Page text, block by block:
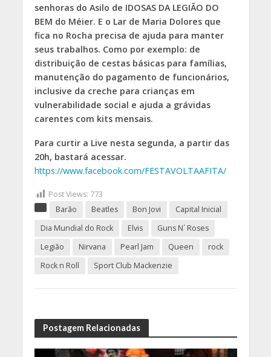
senhoras do Asilo de IDOSAS DA LEGIÃO DO
BEM do Méier. E o Lar de Maria Dolores que
fica no Rocha precisa de ajuda para manter
seus trabalhos. Como por exemplo: de
distribuição de cestas básicas para famílias,
manutenção do pagamento de funcionários,
inclusive da creche para crianças em
vulnerabilidade social e ajuda a grávidas
carentes com kits mensais.
Para curtir a Live nesta segunda, a partir das
20h, bastará acessar.
https://www.facebook.com/FESTAVOLTAAFITA/
Post Views: 773
Barão
Beatles Bon Jovi
Capital Inicial
Dia Mundial do Rock
Elvis
Guns N´ Roses
Legião
Nirvana Pearl Jam Queen
rock
Rock n Roll
Sport Club Mackenzie
Postagem Relacionadas